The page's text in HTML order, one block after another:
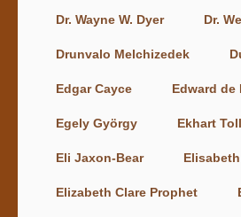
Dr. Wayne W. Dyer Dr.
Drunvalo Melchizedek
Edgar Cayce Edward de
Egely György Ekhart
Eli Jaxon-Bear
Elizabeth Clare Prophet